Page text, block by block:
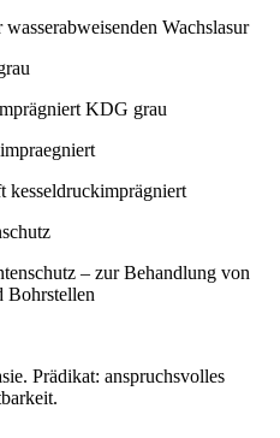
Wachslasur
KDG grau
kesseldruckimprägniert
– zur Behandlung von
Bohrstellen
Prädikat: anspruchsvolles